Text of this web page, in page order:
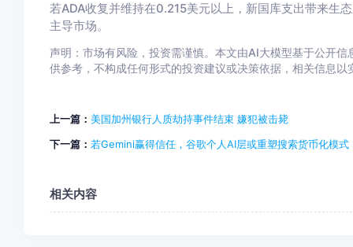
若ADA收复并维持在0.215美元以上，新国库支出带来生
主导市场。
声明：市场有风险，投资需谨慎。本文由AI大模型基于公开
供参考，不构成任何形式的投资建议或决策依据，相关信息
上一篇： 美国加州银行人质劫持事件结束 嫌犯被击毙
下一篇： 若Gemini赢得信任，谷歌个人AI层或重塑搜索货币化模式
相关内容